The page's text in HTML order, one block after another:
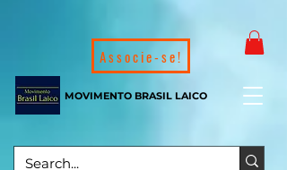
MOVIMENTO BRASIL LAICO
Associe-se!